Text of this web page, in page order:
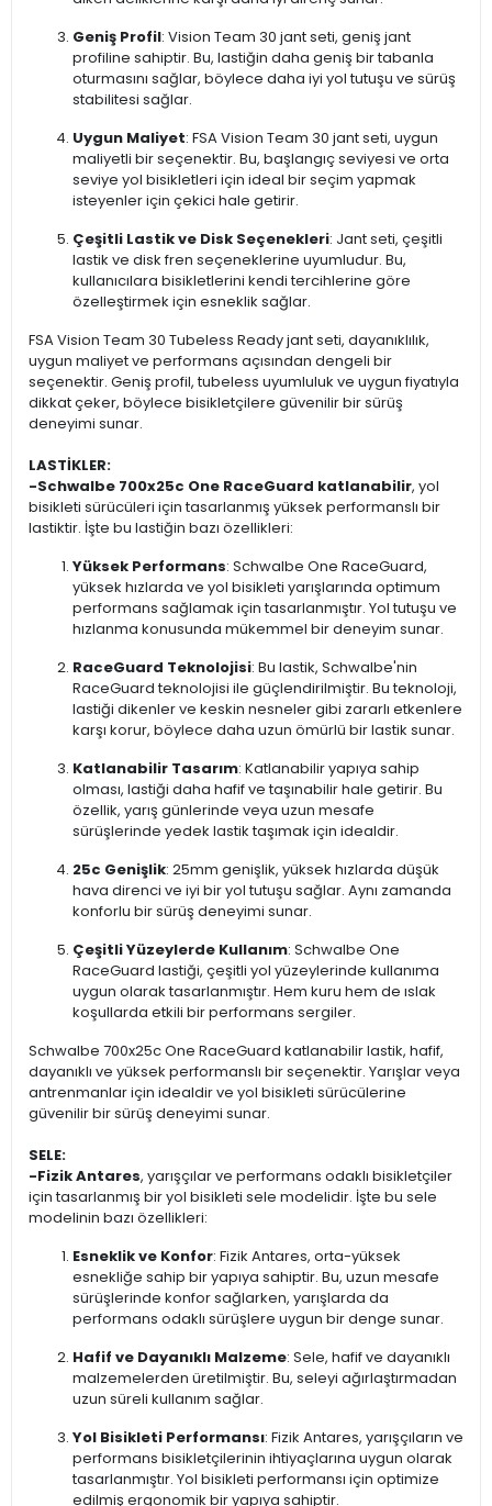
Geniş Profil: Vision Team 30 jant seti, geniş jant
profiline sahiptir. Bu, lastiğin daha geniş bir tabanla
oturmasını sağlar, böylece daha iyi yol tutuşu ve sürüş
stabilitesi sağlar.
Uygun Maliyet: FSA Vision Team 30 jant seti, uygun
maliyetli bir seçenektir. Bu, başlangıç seviyesi ve orta
seviye yol bisikletleri için ideal bir seçim yapmak
isteyenler için çekici hale getirir.
Çeşitli Lastik ve Disk Seçenekleri: Jant seti, çeşitli
lastik ve disk fren seçeneklerine uyumludur. Bu,
kullanıcılara bisikletlerini kendi tercihlerine göre
özelleştirmek için esneklik sağlar.
FSA Vision Team 30 Tubeless Ready jant seti, dayanıklılık,
uygun maliyet ve performans açısından dengeli bir
seçenektir. Geniş profil, tubeless uyumluluk ve uygun fiyatıyla
dikkat çeker, böylece bisikletçilere güvenilir bir sürüş
deneyimi sunar.
LASTİKLER:
-Schwalbe 700x25c One RaceGuard katlanabilir, yol
bisikleti sürücüleri için tasarlanmış yüksek performanslı bir
lastiktir. İşte bu lastiğin bazı özellikleri:
Yüksek Performans: Schwalbe One RaceGuard,
yüksek hızlarda ve yol bisikleti yarışlarında optimum
performans sağlamak için tasarlanmıştır. Yol tutuşu ve
hızlanma konusunda mükemmel bir deneyim sunar.
RaceGuard Teknolojisi: Bu lastik, Schwalbe'nin
RaceGuard teknolojisi ile güçlendirilmiştir. Bu teknoloji,
lastiği dikenler ve keskin nesneler gibi zararlı etkenlere
karşı korur, böylece daha uzun ömürlü bir lastik sunar.
Katlanabilir Tasarım: Katlanabilir yapıya sahip
olması, lastiği daha hafif ve taşınabilir hale getirir. Bu
özellik, yarış günlerinde veya uzun mesafe
sürüşlerinde yedek lastik taşımak için idealdir.
25c Genişlik: 25mm genişlik, yüksek hızlarda düşük
hava direnci ve iyi bir yol tutuşu sağlar. Aynı zamanda
konforlu bir sürüş deneyimi sunar.
Çeşitli Yüzeylerde Kullanım: Schwalbe One
RaceGuard lastiği, çeşitli yol yüzeylerinde kullanıma
uygun olarak tasarlanmıştır. Hem kuru hem de ıslak
koşullarda etkili bir performans sergiler.
Schwalbe 700x25c One RaceGuard katlanabilir lastik, hafif,
dayanıklı ve yüksek performanslı bir seçenektir. Yarışlar veya
antrenmanlar için idealdir ve yol bisikleti sürücülerine
güvenilir bir sürüş deneyimi sunar.
SELE:
-Fizik Antares, yarışçılar ve performans odaklı bisikletçiler
için tasarlanmış bir yol bisikleti sele modelidir. İşte bu sele
modelinin bazı özellikleri:
Esneklik ve Konfor: Fizik Antares, orta-yüksek
esnekliğe sahip bir yapıya sahiptir. Bu, uzun mesafe
sürüşlerinde konfor sağlarken, yarışlarda da
performans odaklı sürüşlere uygun bir denge sunar.
Hafif ve Dayanıklı Malzeme: Sele, hafif ve dayanıklı
malzemelerden üretilmiştir. Bu, seleyi ağırlaştırmadan
uzun süreli kullanım sağlar.
Yol Bisikleti Performansı: Fizik Antares, yarışçıların ve
performans bisikletçilerinin ihtiyaçlarına uygun olarak
tasarlanmıştır. Yol bisikleti performansı için optimize
edilmiş ergonomik bir yapıya sahiptir.